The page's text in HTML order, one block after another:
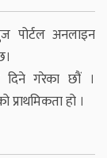
पोर्टल अनलाइन
दिने गरेका छौं ।
प्राथमिकता हो ।